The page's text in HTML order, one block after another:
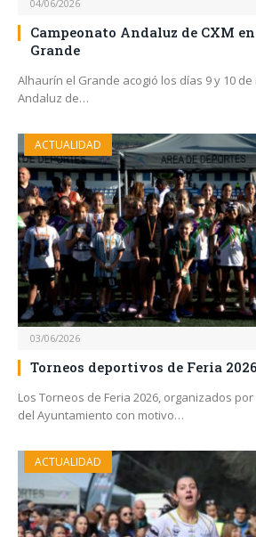
04/06/2026
Campeonato Andaluz de CXM
Grande
Alhaurín el Grande acogió los días 9 y 10
Andaluz de…
ACTUALIDAD
03/06/2026
Torneos deportivos de Feria 2026
Los Torneos de Feria 2026, organizados
del Ayuntamiento con motivo…
ACTUALIDAD